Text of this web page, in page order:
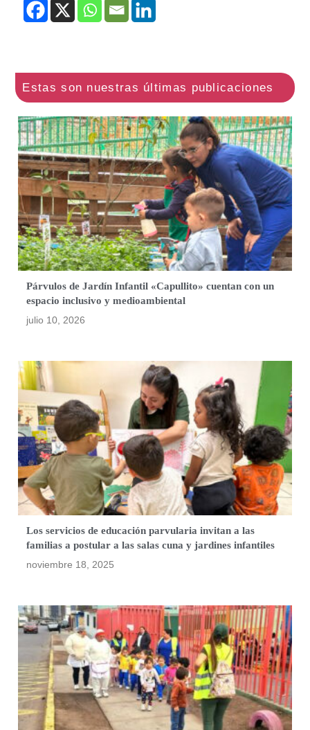
Párvulos de Jardín Infantil «Capullito» cuentan con un
espacio inclusivo y medioambiental
julio 10, 2026
Los servicios de educación parvularia invitan a las
familias a postular a las salas cuna y jardines infantiles
noviembre 18, 2025